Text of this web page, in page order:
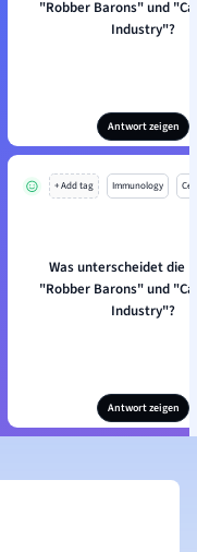
"Robber Barons" und
Industry"?
Antwort zeigen
+ Add tag Immunology
Was unterscheidet die
"Robber Barons" und
Industry"?
Antwort zeigen